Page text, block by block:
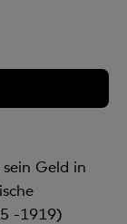
Geld in
-1919)